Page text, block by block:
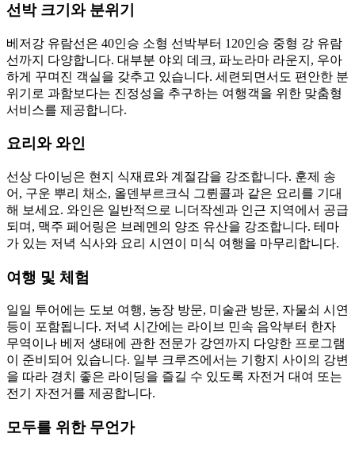
선박 크기와 분위기
베저강 유람선은 40인승 소형 선박부터 120인승 중형 강 유람
선까지 다양합니다. 대부분 야외 데크, 파노라마 라운지, 우아
하게 꾸며진 객실을 갖추고 있습니다. 세련되면서도 편안한 분
위기로 과함보다는 진정성을 추구하는 여행객을 위한 맞춤형
서비스를 제공합니다.
요리와 와인
선상 다이닝은 현지 식재료와 계절감을 강조합니다. 훈제 송
어, 구운 뿌리 채소, 올덴부르크식 그륀콜과 같은 요리를 기대
해 보세요. 와인은 일반적으로 니더작센과 인근 지역에서 공급
되며, 맥주 페어링은 브레멘의 양조 유산을 강조합니다. 테마
가 있는 저녁 식사와 요리 시연이 미식 여행을 마무리합니다.
여행 및 체험
일일 투어에는 도보 여행, 농장 방문, 미술관 방문, 자물쇠 시연
등이 포함됩니다. 저녁 시간에는 라이브 민속 음악부터 한자
무역이나 베저 생태에 관한 전문가 강연까지 다양한 프로그램
이 준비되어 있습니다. 일부 크루즈에서는 기항지 사이의 강변
을 따라 경치 좋은 라이딩을 즐길 수 있도록 자전거 대여 또는
전기 자전거를 제공합니다.
모두를 위한 무언가